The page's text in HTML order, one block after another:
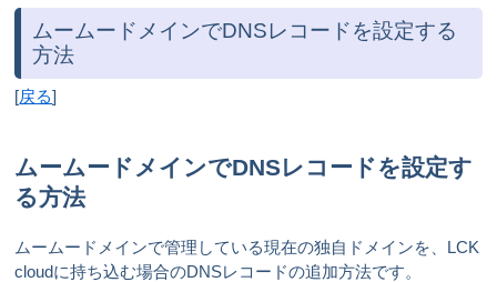
ムームードメインでDNSレコードを設定する
方法
[戻る]
ムームードメインでDNSレコードを設定す
る方法
ムームードメインで管理している現在の独自ドメインを、LCK
cloudに持ち込む場合のDNSレコードの追加方法です。